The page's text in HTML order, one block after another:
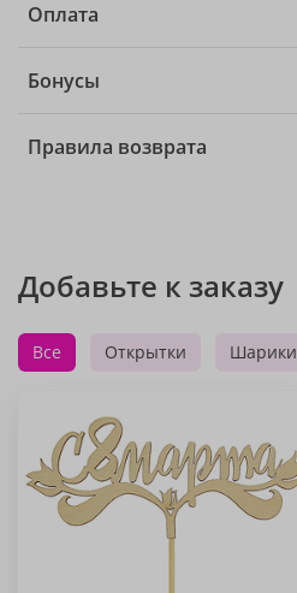
Оплата
Бонусы
Правила возврата
Добавьте к заказу
Все Открытки Шарики